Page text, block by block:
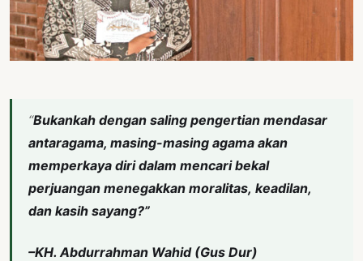
“Bukankah dengan saling pengertian mendasar
antaragama, masing-masing agama akan
memperkaya diri dalam mencari bekal
perjuangan menegakkan moralitas, keadilan,
dan kasih sayang?”
–KH. Abdurrahman Wahid (Gus Dur)